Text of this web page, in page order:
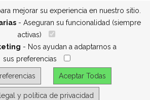
mejorar su experiencia en nuestro sitio.
- Aseguran su funcionalidad (siempre
activas)
- Nos ayudan a adaptarnos a
sus preferencias
Aceptar Todas
y política de privacidad